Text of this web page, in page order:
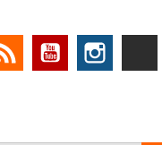
Rss YouTube